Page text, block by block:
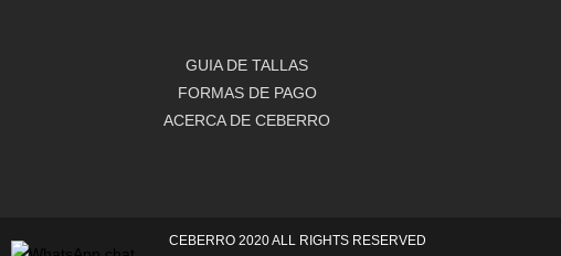
GUIA DE TALLAS
FORMAS DE PAGO
ACERCA DE CEBERRO
CEBERRO 2020 ALL RIGHTS RESERVED